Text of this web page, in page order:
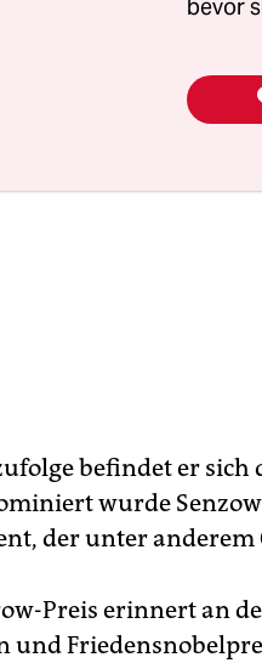
befindet er
wurde
der unter anderem
Preis erinnert an
und
bevor